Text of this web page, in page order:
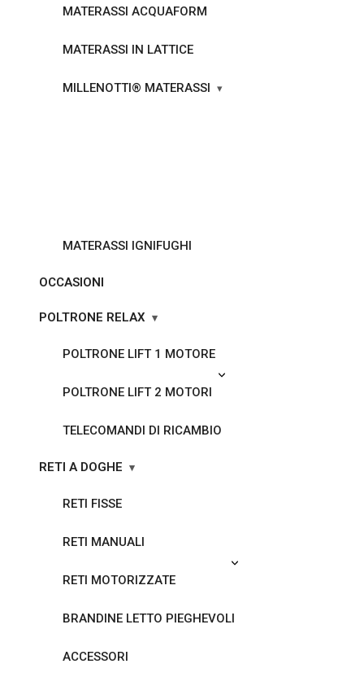
MATERASSI ACQUAFORM
MATERASSI IN LATTICE
MILLENOTTI® MATERASSI
MATERASSI IGNIFUGHI
OCCASIONI
POLTRONE RELAX
POLTRONE LIFT 1 MOTORE
POLTRONE LIFT 2 MOTORI
TELECOMANDI DI RICAMBIO
RETI A DOGHE
RETI FISSE
RETI MANUALI
RETI MOTORIZZATE
BRANDINE LETTO PIEGHEVOLI
ACCESSORI